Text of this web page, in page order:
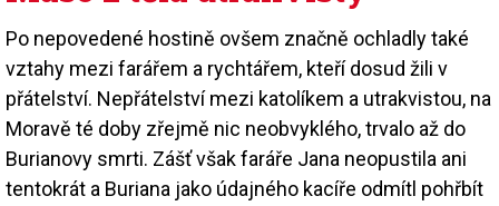
Po nepovedené hostině ovšem značně ochladly také
vztahy mezi farářem a rychtářem, kteří dosud žili v
přátelství. Nepřátelství mezi katolíkem a utrakvistou, na
Moravě té doby zřejmě nic neobvyklého, trvalo až do
Burianovy smrti. Zášť však faráře Jana neopustila ani
tentokrát a Buriana jako údajného kacíře odmítl pohřbít